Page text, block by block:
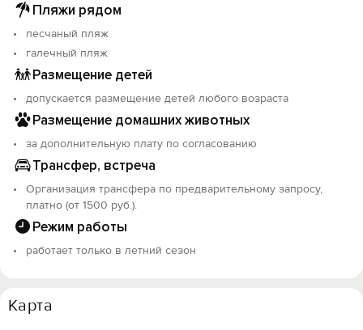
Пляжи рядом
песчаный пляж
галечный пляж
Размещение детей
допускается размещение детей любого возраста
Размещение домашних животных
за дополнительную плату по согласованию
Трансфер, встреча
Организация трансфера по предварительному запросу,
платно (от 1500 руб.).
Режим работы
работает только в летний сезон
Карта